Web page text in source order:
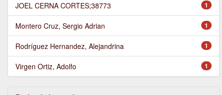
1
JOEL CERNA CORTES;38773
1
Montero Cruz, Sergio Adrian
1
Rodríguez Hernandez, Alejandrina
1
Virgen Ortiz, Adolfo